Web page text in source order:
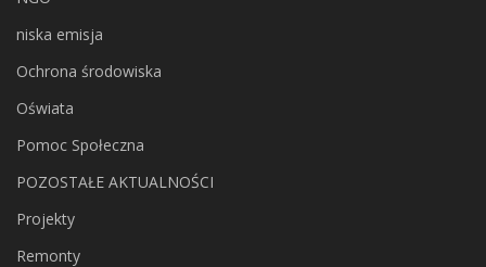
niska emisja
Ochrona środowiska
Oświata
Pomoc Społeczna
POZOSTAŁE AKTUALNOŚCI
Projekty
Remonty